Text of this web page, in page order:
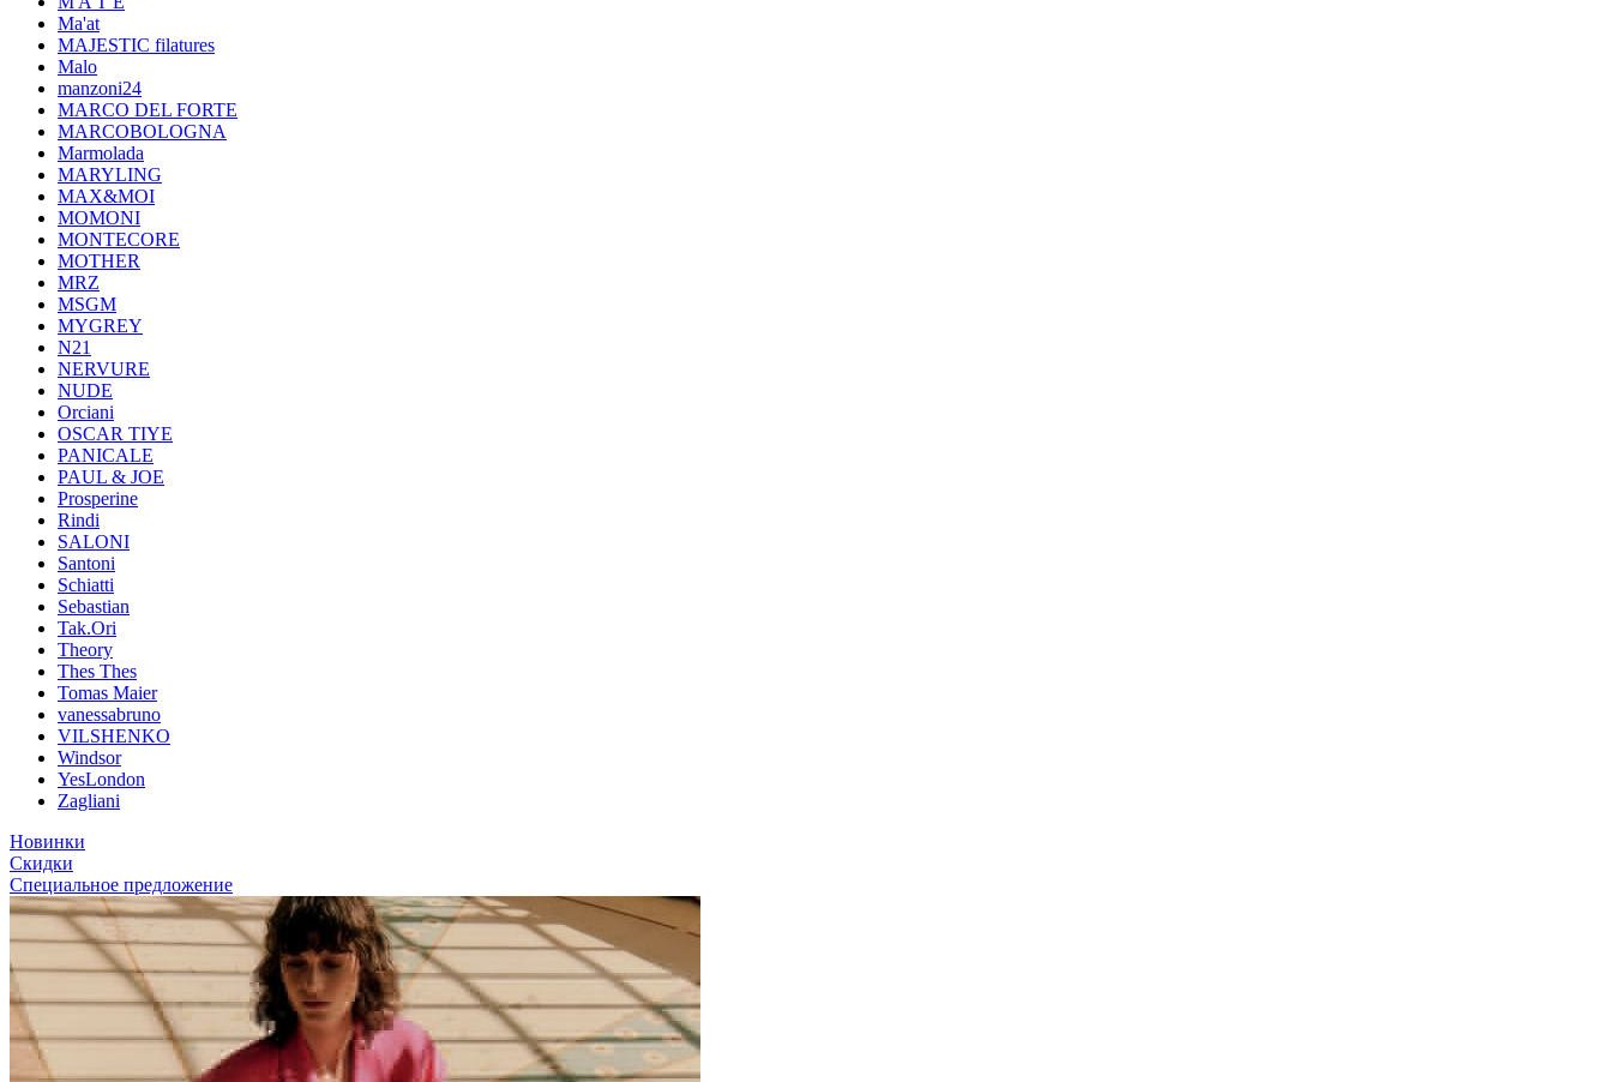
Ma'at
MAJESTIC filatures
Malo
manzoni24
MARCO DEL FORTE
MARCOBOLOGNA
Marmolada
MARYLING
MAX&MOI
MOMONI
MONTECORE
MOTHER
MRZ
MSGM
MYGREY
N21
NERVURE
NUDE
Orciani
OSCAR TIYE
PANICALE
PAUL & JOE
Prosperine
Rindi
SALONI
Santoni
Schiatti
Sebastian
Tak.Ori
Theory
Thes Thes
Tomas Maier
vanessabruno
VILSHENKO
Windsor
YesLondon
Zagliani
Новинки
Скидки
Специальное предложение